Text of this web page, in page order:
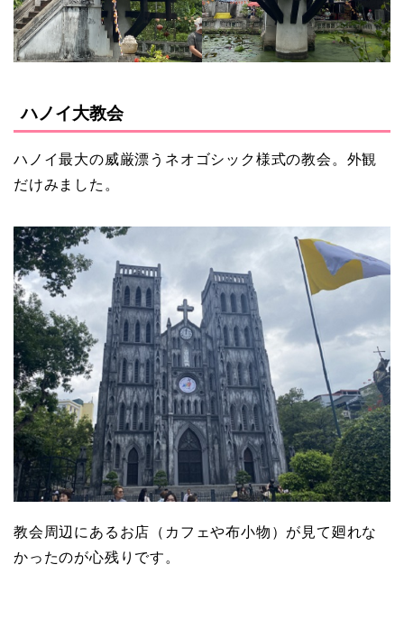
ハノイ大教会
ハノイ最大の威厳漂うネオゴシック様式の教会。外観
だけみました。
教会周辺にあるお店（カフェや布小物）が見て廻れな
かったのが心残りです。